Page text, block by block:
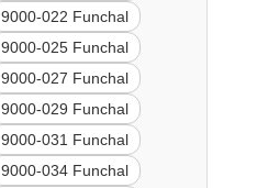
9000-022 Funchal
9000-025 Funchal
9000-027 Funchal
9000-029 Funchal
9000-031 Funchal
9000-034 Funchal